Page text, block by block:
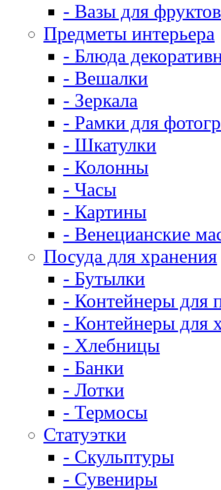
- Вазы для фруктов
Предметы интерьера
- Блюда
- Вешалки
- Зеркала
- Рамки для
- Шкатулки
- Колонны
- Часы
- Картины
- Венецианские
Посуда для хранения
- Бутылки
- Контейнеры для
- Контейнеры для
- Хлебницы
- Банки
- Лотки
- Термосы
Статуэтки
- Скульптуры
- Сувениры